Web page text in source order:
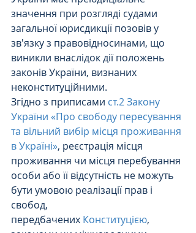
значення при розгляді судами
загальної юрисдикції позовів у
зв'язку з правовідносинами, що
виникли внаслідок дії положень
законів України, визнаних
неконституційними.
Згідно з приписами ст.2 Закону
України «Про свободу пересування
та вільний вибір місця проживання
в Україні», реєстрація місця
проживання чи місця перебування
особи або її відсутність не можуть
бути умовою реалізації прав і
свобод,
передбачених Конституцією,